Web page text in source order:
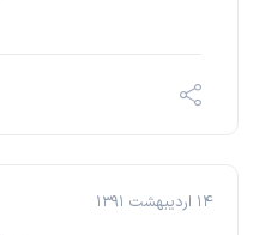
۱۴ اردیبهشت ۱۳۹۱